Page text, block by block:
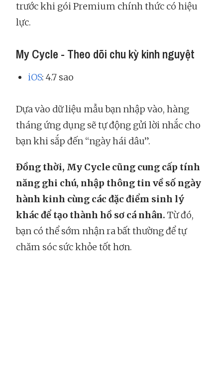
trước khi gói Premium chính thức có hiệu
lực.
My Cycle - Theo dõi chu kỳ kinh nguyệt
iOS: 4.7 sao
Dựa vào dữ liệu mẫu bạn nhập vào, hàng
tháng ứng dụng sẽ tự động gửi lời nhắc cho
bạn khi sắp đến “ngày hái dâu”.
Đồng thời, My Cycle cũng cung cấp tính
năng ghi chú, nhập thông tin về số ngày
hành kinh cùng các đặc điểm sinh lý
khác để tạo thành hồ sơ cá nhân. Từ đó,
bạn có thể sớm nhận ra bất thường để tự
chăm sóc sức khỏe tốt hơn.